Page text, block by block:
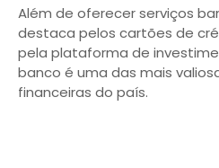
Além de oferecer serviços
destaca pelos cartões de
pela plataforma de
banco é uma das mais
financeiras do país.